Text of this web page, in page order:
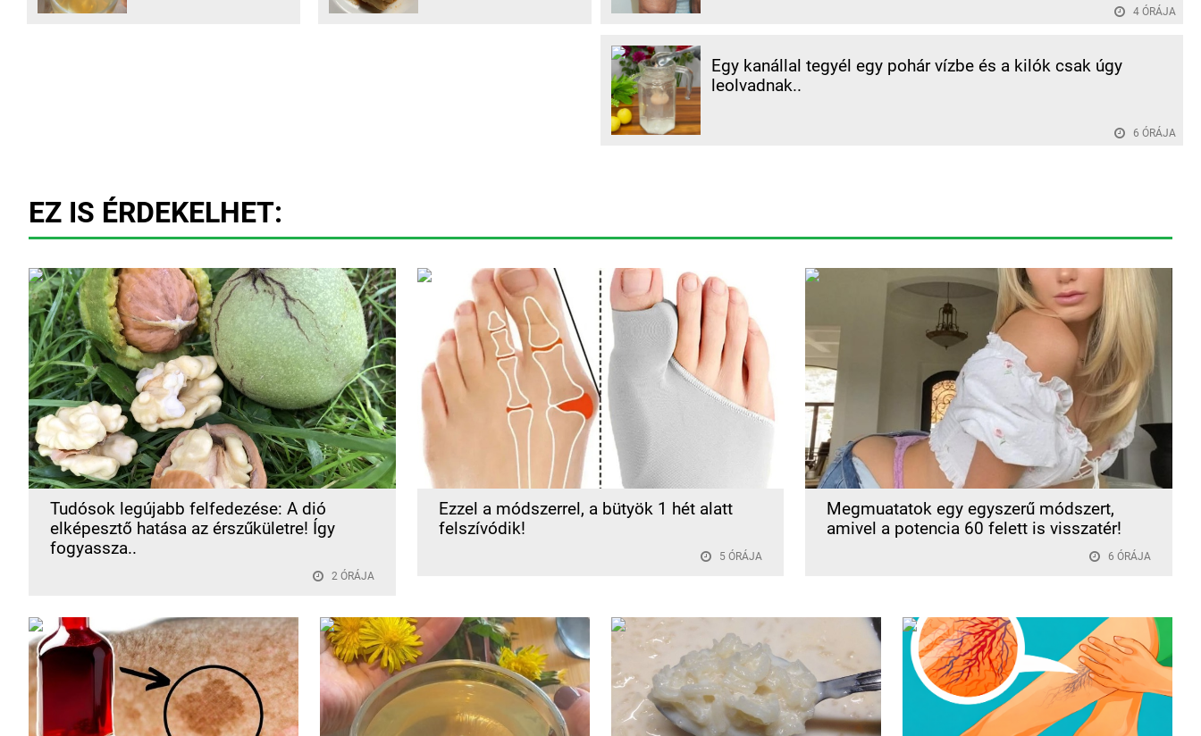
4 ÓRÁJA
Egy kanállal tegyél egy pohár vízbe és a kilók csak úgy
leolvadnak..
6 ÓRÁJA
EZ IS ÉRDEKELHET:
Tudósok legújabb felfedezése: A dió
elképesztő hatása az érszűkületre! Így
fogyassza..
2 ÓRÁJA
Ezzel a módszerrel, a bütyök 1 hét alatt
felszívódik!
5 ÓRÁJA
Megmuatatok egy egyszerű módszert,
amivel a potencia 60 felett is visszatér!
6 ÓRÁJA